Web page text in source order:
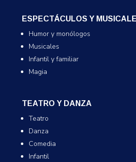
ESPECTÁCULOS Y
Humor y monólogos
Musicales
Infantil y familiar
Magia
TEATRO Y DANZA
Teatro
Danza
Comedia
Infantil